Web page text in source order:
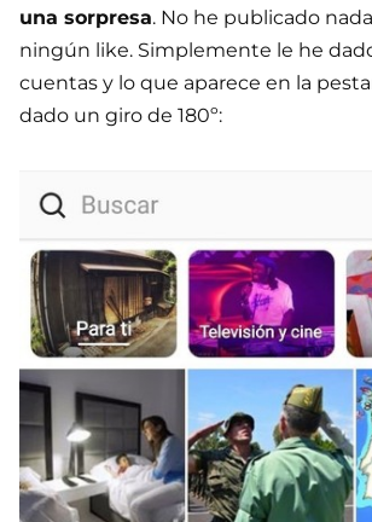
una sorpresa. No he publicado
ningún like. Simplemente le he
cuentas y lo que aparece en la
dado un giro de 180º: